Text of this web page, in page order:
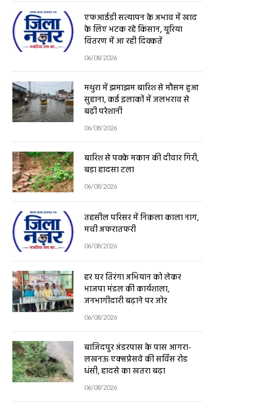
एफआईडी सत्यापन के अभाव में खाद
के लिए भटक रहे किसान, यूरिया
वितरण में आ रही दिक्कतें
06/08/2026
मथुरा में झमाझम बारिश से मौसम हुआ
सुहाना, कई इलाकों में जलभराव से
बढ़ी परेशानी
06/08/2026
बारिश से पक्के मकान की दीवार गिरी,
बड़ा हादसा टला
06/08/2026
तहसील परिसर में निकला काला नाग,
मची अफरातफरी
06/08/2026
हर घर तिरंगा अभियान को लेकर
भाजपा मंडल की कार्यशाला,
जनभागीदारी बढ़ाने पर जोर
06/08/2026
बाजिदपुर अंडरपास के पास आगरा-
लखनऊ एक्सप्रेसवे की सर्विस रोड
धंसी, हादसे का खतरा बढ़ा
06/08/2026